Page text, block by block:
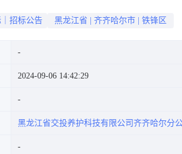
招标公告 黑龙江省 齐齐哈尔市 铁锋区
2024-09-06 14:42:29
黑龙江省交投养护科技有限公司齐齐哈尔分